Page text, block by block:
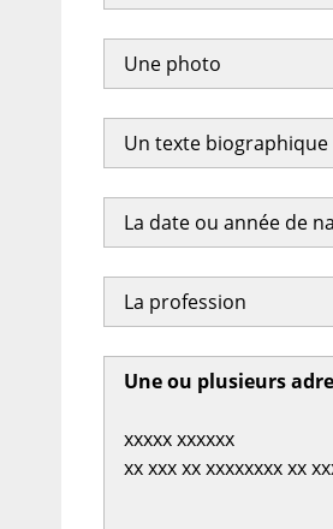
Une photo
Un texte biographique
La date ou année de
La profession
Une ou plusieurs
xxxxx xxxxxx
xx xxx xx xxxxxxxx xx